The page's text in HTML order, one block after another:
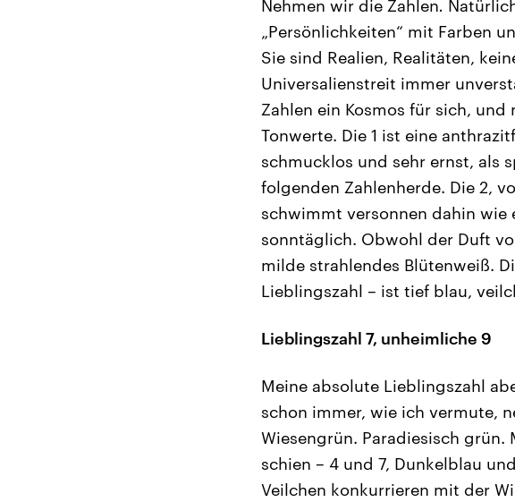
Nehmen wir die Zahlen.
„Persönlichkeiten“ mit Farben
Sie sind Realien, Realitäten,
Universalienstreit immer
Zahlen ein Kosmos für sich,
Tonwerte. Die 1 ist eine
schmucklos und sehr ernst, als
folgenden Zahlenherde. Die 2,
schwimmt versonnen dahin wie
sonntäglich. Obwohl der Duft
milde strahlendes Blütenweiß.
Lieblingszahl – ist tief blau,
Lieblingszahl 7, unheimliche 9
Meine absolute Lieblingszahl
schon immer, wie ich vermute,
Wiesengrün. Paradiesisch grün.
schien – 4 und 7, Dunkelblau
Veilchen konkurrieren mit der